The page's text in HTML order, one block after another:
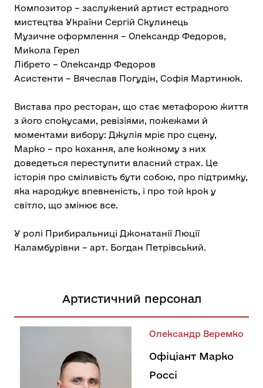
Композитор – заслужений артист естрадного
мистецтва України Сергій Скулинець
Музичне оформлення – Олександр Федоров,
Микола Герел
Лібрето – Олександр Федоров
Асистенти – Вячеслав Погудін, Софія Мартинюк.
Вистава про ресторан, що стає метафорою життя
з його спокусами, ревізіями, пожежами й
моментами вибору: Джулія мріє про сцену,
Марко – про кохання, але кожному з них
доведеться переступити власний страх. Це
історія про сміливість бути собою, про підтримку,
яка народжує впевненість, і про той крок у
світло, що змінює все.
У ролі Прибиральниці Джонатанії Люції
Каламбурівни – арт. Богдан Петрівський.
Артистичний персонал
Олександр Веремко
Офіціант Марко
Россі